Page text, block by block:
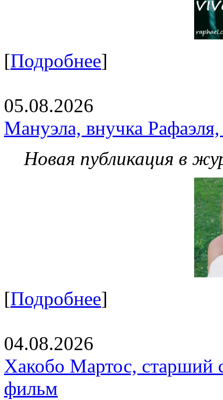
[Подробнее]
05.08.2026
Мануэла, внучка
Новая публикация в
[Подробнее]
04.08.2026
Хакобо Мартос, старший
фильм